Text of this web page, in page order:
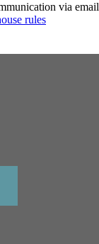
via email
rules